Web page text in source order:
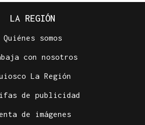
de avanzada edad en una
LA REGIÓN
Quiénes somos
con nosotros
La Región
de publicidad
de imágenes